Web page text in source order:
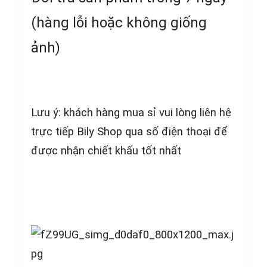
(hàng lỗi hoặc không giống
ảnh)
Lưu ý: khách hàng mua sỉ vui lòng liên hệ
trực tiếp Bily Shop qua số điện thoại để
được nhận chiết khấu tốt nhất